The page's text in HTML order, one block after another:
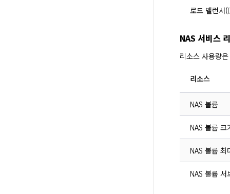
로드 밸런서
NAS 서비스
리소스 사용량
리소스
NAS 볼륨
NAS 볼륨 크
NAS 볼륨 최
NAS 볼륨 서